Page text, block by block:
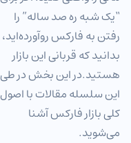
“یک شبه ره صد ساله” را
رفتن به فارکس رو‌آورده‌اید،
بدانید که قربانی این بازار
هستید.در این بخش در طی
این سلسله مقالات با اصول
کلی بازار فارکس آشنا
می‌‎شوید.